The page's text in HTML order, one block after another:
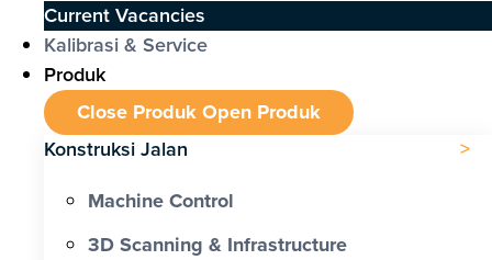
Current Vacancies
Kalibrasi & Service
Produk
Close ProdukOpen Produk
Konstruksi Jalan
Machine Control
3D Scanning & Infrastructure